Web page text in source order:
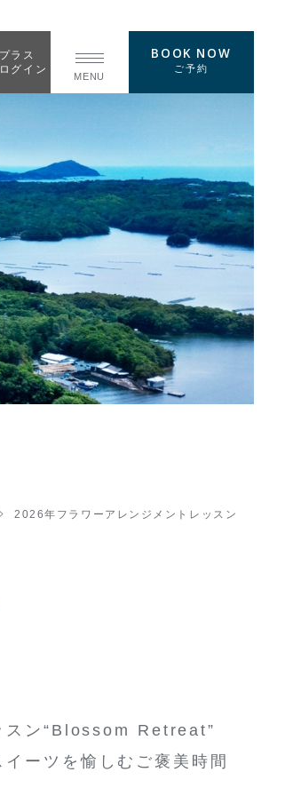
ラス
グイン
MENU
BOOK NOW
ご予約
2026年フラワーアレンジメントレッスン
スン“Blossom Retreat”
ーツを愉しむご褒美時間